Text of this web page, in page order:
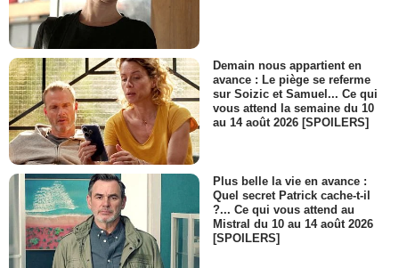
Demain nous appartient en
avance : Le piège se referme
sur Soizic et Samuel... Ce qui
vous attend la semaine du 10
au 14 août 2026 [SPOILERS]
Plus belle la vie en avance :
Quel secret Patrick cache-t-il
?... Ce qui vous attend au
Mistral du 10 au 14 août 2026
[SPOILERS]